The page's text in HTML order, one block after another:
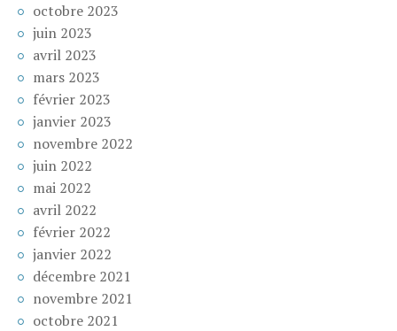
octobre 2023
juin 2023
avril 2023
mars 2023
février 2023
janvier 2023
novembre 2022
juin 2022
mai 2022
avril 2022
février 2022
janvier 2022
décembre 2021
novembre 2021
octobre 2021